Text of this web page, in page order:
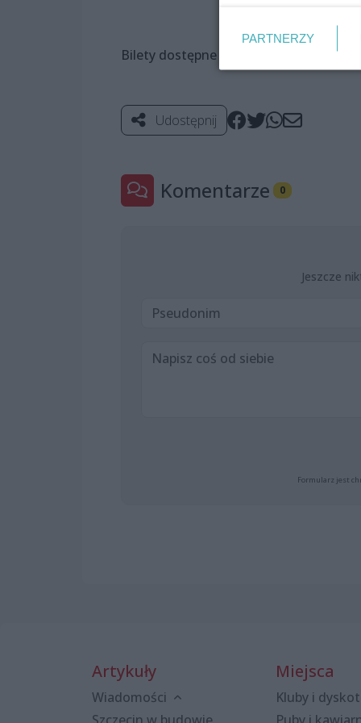
Bilety dostępne na: www.biletomat.pl
Udostępnij
Komentarze 0
Jeszcze
Formularz jest
Artykuły
Wiadomości
Miejsca
Kluby i
PARTNERZY